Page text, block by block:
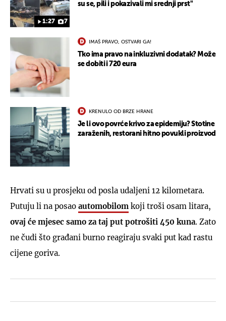
1:27 7
su se, pili i pokazivali mi srednji prst"
IMAŠ PRAVO, OSTVARI GA!
Tko ima pravo na inkluzivni dodatak? Može
se dobiti i 720 eura
KRENULO OD BRZE HRANE
Je li ovo povrće krivo za epidemiju? Stotine
zaraženih, restorani hitno povukli proizvod
Hrvati su u prosjeku od posla udaljeni 12 kilometara.
Putuju li na posao automobilom koji troši osam litara,
ovaj će mjesec samo za taj put potrošiti 450 kuna. Zato
ne čudi što građani burno reagiraju svaki put kad rastu
cijene goriva.